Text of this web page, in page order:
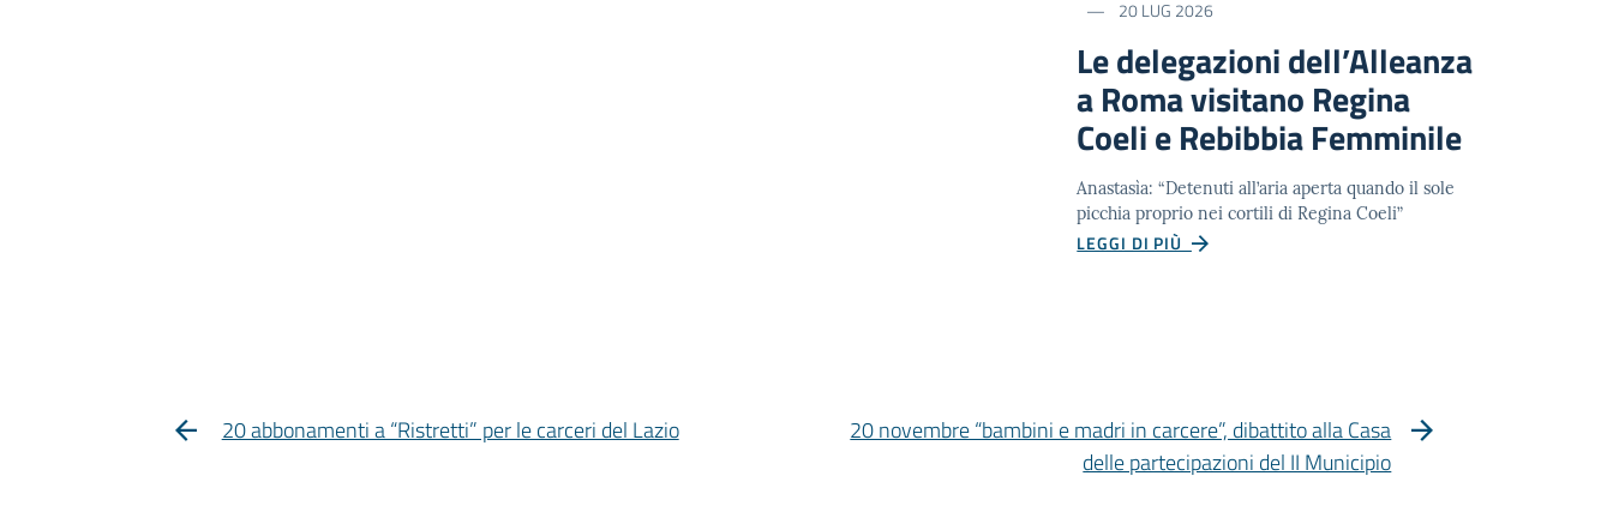
20 LUG 2026
Le delegazioni dell’Alleanza
a Roma visitano Regina
Coeli e Rebibbia Femminile
Anastasìa: “Detenuti all’aria aperta quando il sole
picchia proprio nei cortili di Regina Coeli”
LEGGI DI PIÙ
20 abbonamenti a “Ristretti” per le carceri del Lazio
20 novembre “bambini e madri in carcere”, dibattito alla Casa
delle partecipazioni del II Municipio